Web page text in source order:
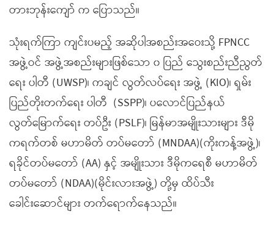
တားဘုန်းကျော် က ပြောသည်။
သုံးရက်ကြာ ကျင်းပမည့် အဆိုပါအစည်းအဝေးသို့ FPNCC
အဖွဲ့ဝင် အဖွဲ့အစည်းများဖြစ်သော ၀ ပြည် သွေးစည်းညီညွတ်
ရေး ပါတီ (UWSP)၊ ကချင် လွတ်လပ်ရေး အဖွဲ့ (KIO)၊ ရှမ်း
ပြည်တိုးတက်ရေး ပါတီ (SSPP)၊ ပလောင်ပြည်နယ်
လွတ်မြောက်ရေး တပ်ဦး (PSLF)၊ မြန်မာအမျိုးသားများ ဒီမို
ကရက်တစ် မဟာမိတ် တပ်မတော် (MNDAA)(ကိုးကန့်အဖွဲ့)၊
ရခိုင်တပ်မတော် (AA) နှင့် အမျိုးသား ဒီမိုကရေစီ မဟာမိတ်
တပ်မတော် (NDAA)(မိုင်းလားအဖွဲ့) တို့မှ ထိပ်သီး
ခေါင်းဆောင်များ တက်ရောက်နေသည်။